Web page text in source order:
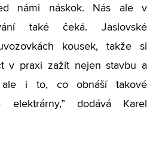
námi náskok. Nás ale v
také čeká. Jaslovské
kousek, takže si
v praxi zažít nejen stavbu a
ale i to, co obnáší takové
elektrárny,” dodává Karel